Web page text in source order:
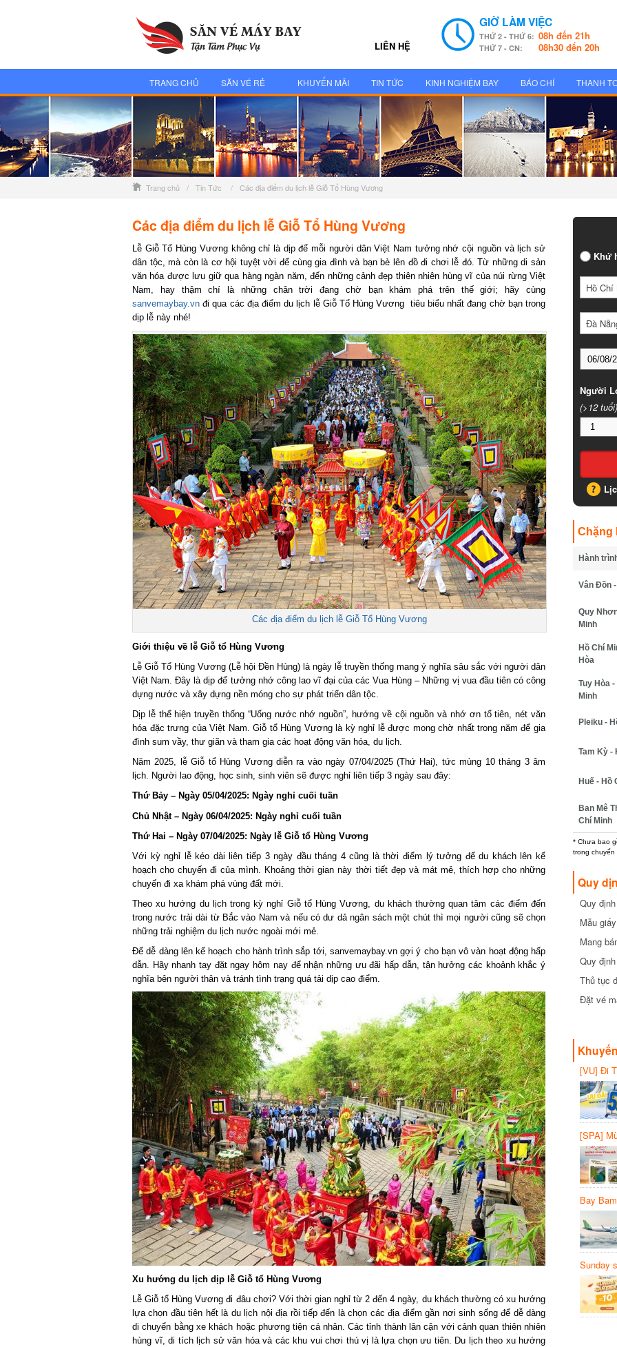
LIÊN HỆ
GIỜ LÀM VIỆC
THỨ 2 - THỨ 6:08h đến 21h
THỨ 7 - CN: 08h30 đến 20h
TRANG CHỦ SĂN VÉ RẺ KHUYẾN MÃI TIN TỨC KINH NGHIỆM BAY BÁO CHÍ THANH
Trang chủ / Tin Tức / Các địa điểm du lịch lễ Giỗ Tổ Hùng Vương
Các địa điểm du lịch lễ Giỗ Tổ Hùng Vương
Lễ Giỗ Tổ Hùng Vương không chỉ là dịp để mỗi người dân Việt Nam tưởng nhớ cội nguồn và lịch sử
dân tộc, mà còn là cơ hội tuyệt vời để cùng gia đình và bạn bè lên đồ đi chơi lễ đó. Từ những di sản
văn hóa được lưu giữ qua hàng ngàn năm, đến những cảnh đẹp thiên nhiên hùng vĩ của núi rừng Việt
Nam, hay thậm chí là những chân trời đang chờ bạn khám phá trên thế giới; hãy cùng
sanvemaybay.vnđi qua các địa điểm du lịch lễ Giỗ Tổ Hùng Vương tiêu biểu nhất đang chờ bạn trong
dịp lễ này nhé!
Các địa điểm du lịch lễ Giỗ Tổ Hùng Vương
Giới thiệu về lễ Giỗ tổ Hùng Vương
Lễ Giỗ Tổ Hùng Vương (Lễ hội Đền Hùng) là ngày lễ truyền thống mang ý nghĩa sâu sắc với người dân
Việt Nam. Đây là dịp để tưởng nhớ công lao vĩ đại của các Vua Hùng – Những vị vua đầu tiên có công
dựng nước và xây dựng nền móng cho sự phát triển dân tộc.
Dịp lễ thể hiện truyền thống “Uống nước nhớ nguồn”, hướng về cội nguồn và nhớ ơn tổ tiên, nét văn
hóa đặc trưng của Việt Nam. Giỗ tổ Hùng Vương là kỳ nghỉ lễ được mong chờ nhất trong năm để gia
đình sum vầy, thư giãn và tham gia các hoạt động văn hóa, du lịch.
Năm 2025, lễ Giỗ tổ Hùng Vương diễn ra vào ngày 07/04/2025 (Thứ Hai), tức mùng 10 tháng 3 âm
lịch. Người lao động, học sinh, sinh viên sẽ được nghỉ liên tiếp 3 ngày sau đây:
Thứ Bảy – Ngày 05/04/2025: Ngày nghỉ cuối tuần
Chủ Nhật – Ngày 06/04/2025: Ngày nghỉ cuối tuần
Thứ Hai – Ngày 07/04/2025: Ngày lễ Giỗ tổ Hùng Vương
Với kỳ nghỉ lễ kéo dài liên tiếp 3 ngày đầu tháng 4 cũng là thời điểm lý tưởng để du khách lên kế
hoạch cho chuyến đi của mình. Khoảng thời gian này thời tiết đẹp và mát mẻ, thích hợp cho những
chuyến đi xa khám phá vùng đất mới.
Theo xu hướng du lịch trong kỳ nghỉ Giỗ tổ Hùng Vương, du khách thường quan tâm các điểm đến
trong nước trải dài từ Bắc vào Nam và nếu có dư dả ngân sách một chút thì mọi người cũng sẽ chọn
những trải nghiệm du lịch nước ngoài mới mẻ.
Để dễ dàng lên kế hoạch cho hành trình sắp tới, sanvemaybay.vn gợi ý cho bạn vô vàn hoạt động hấp
dẫn. Hãy nhanh tay đặt ngay hôm nay để nhận những ưu đãi hấp dẫn, tận hưởng các khoảnh khắc ý
nghĩa bên người thân và tránh tình trạng quá tải dịp cao điểm.
Xu hướng du lịch dịp lễ Giỗ tổ Hùng Vương
Lễ Giỗ tổ Hùng Vương đi đâu chơi? Với thời gian nghỉ từ 2 đến 4 ngày, du khách thường có xu hướng
lựa chọn đầu tiên hết là du lịch nội địa rồi tiếp đến là chọn các địa điểm gần nơi sinh sống để dễ dàng
di chuyển bằng xe khách hoặc phương tiện cá nhân. Các tỉnh thành lân cận với cảnh quan thiên nhiên
hùng vĩ, di tích lịch sử văn hóa và các khu vui chơi thú vị là lựa chọn ưu tiên. Du lịch theo xu hướng
Khứ
Hồ Chí
Đà
Người
(>12 tuổi)
Chặng
Hành trình*
Vân Đồn -
Quy Nhơn
Minh
Hồ Chí
Hòa
Tuy Hòa -
Minh
Pleiku -
Tam Kỳ -
Huế - Hồ
Ban Mê
Chí Minh
* Chưa bao
trong chuyến
Quy
Quy
cần biết
Mẫu
Mang
Quy
Thủ tục
Đặt vé
[VU] Đi
giảm
[SPA]
20%
Bay
Sunday